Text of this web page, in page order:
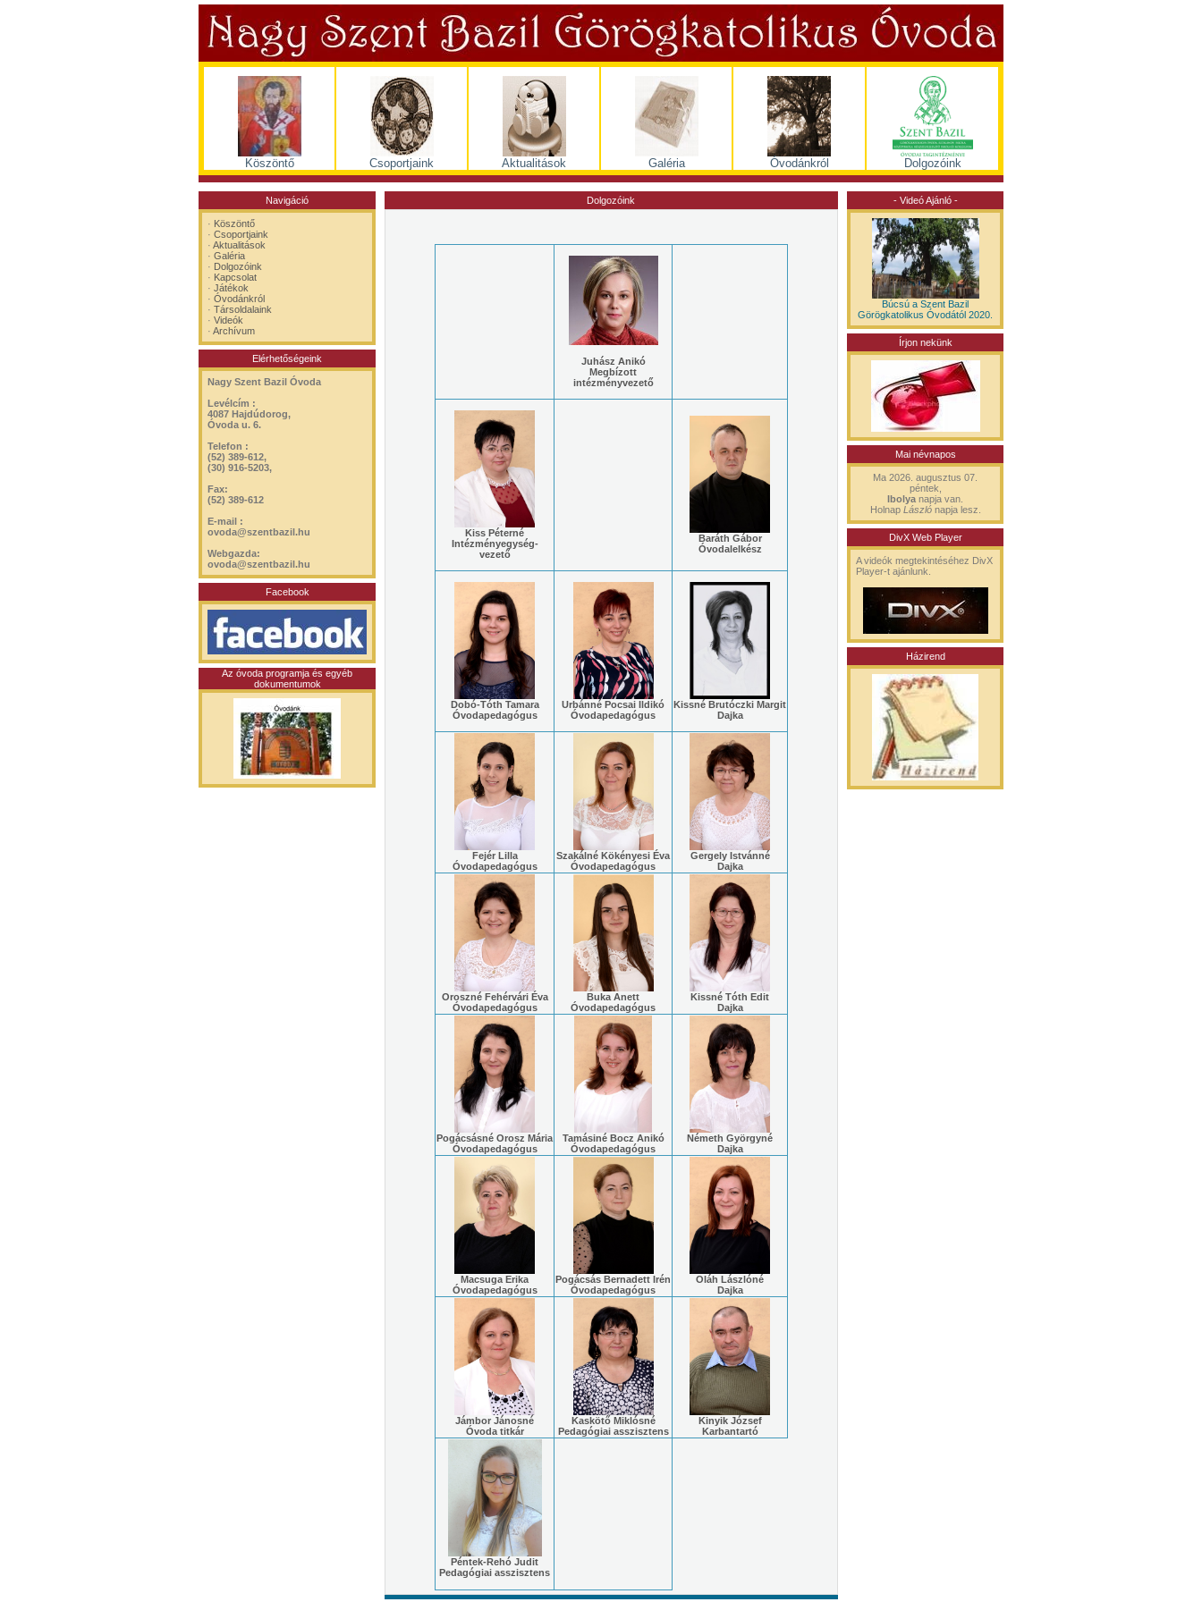
Köszöntő Csoportjaink Aktualitások Galéria Óvodánkról Dolgozóink
Navigáció
· Köszöntő
· Csoportjaink
· Aktualitások
· Galéria
· Dolgozóink
· Kapcsolat
· Játékok
· Óvodánkról
· Társoldalaink
· Videók
· Archívum
Elérhetőségeink
Nagy Szent Bazil Óvoda
Levélcím :
4087 Hajdúdorog,
Óvoda u. 6.
Telefon :
(52) 389-612,
(30) 916-5203,
Fax:
(52) 389-612
E-mail :
ovoda@szentbazil.hu
Webgazda:
ovoda@szentbazil.hu
Facebook
Az óvoda programja és egyéb
dokumentumok
Dolgozóink
Juhász Anikó
Megbízott
intézményvezető
Kiss Péterné
Intézményegység-
vezető
Baráth Gábor
Óvodalelkész
Dobó-Tóth Tamara
Óvodapedagógus
Urbánné Pocsai Ildikó
Óvodapedagógus
Kissné Brutóczki Margit
Dajka
Fejér Lilla
Óvodapedagógus
Szakálné Kökényesi Éva
Óvodapedagógus
Gergely Istvánné
Dajka
Oroszné Fehérvári Éva
Óvodapedagógus
Buka Anett
Óvodapedagógus
Kissné Tóth Edit
Dajka
Pogácsásné Orosz Mária
Óvodapedagógus
Tamásiné Bocz Anikó
Óvodapedagógus
Németh Györgyné
Dajka
Macsuga Erika
Óvodapedagógus
Pogácsás Bernadett Irén
Óvodapedagógus
Oláh Lászlóné
Dajka
Jámbor Jánosné
Óvoda titkár
Kaskötő Miklósné
Pedagógiai asszisztens
Kinyik József
Karbantartó
Péntek-Rehó Judit
Pedagógiai asszisztens
- Videó Ajánló -
Búcsú a Szent Bazil
Görögkatolikus Óvodától 2020.
Írjon nekünk
Mai névnapos
Ma 2026. augusztus 07.
péntek,
Ibolya napja van.
Holnap Lászlónapja lesz.
DivX Web Player
A videók megtekintéséhez DivX
Player-t ajánlunk.
Házirend